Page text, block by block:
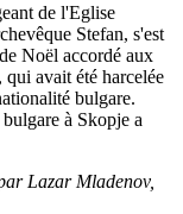
de l'Eglise
Stefan, s'est
Noël accordé aux
avait été harcelée
bulgare.
à Skopje a
Lazar Mladenov,